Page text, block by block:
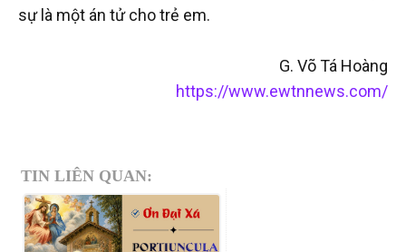
sự là một án tử cho trẻ em.
G. Võ Tá Hoàng
https://www.ewtnnews.com/
TIN LIÊN QUAN: